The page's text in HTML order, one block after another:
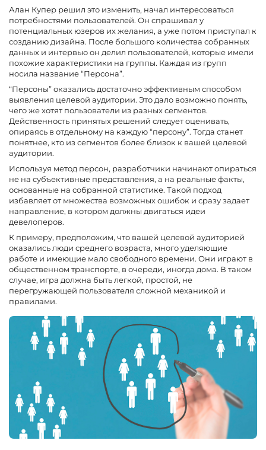
Алан Купер решил это изменить, начал интересоваться
потребностями пользователей. Он спрашивал у
потенциальных юзеров их желания, а уже потом приступал к
созданию дизайна. После большого количества собранных
данных и интервью он делил пользователей, которые имели
похожие характеристики на группы. Каждая из групп
носила название “Персона”.
“Персоны” оказались достаточно эффективным способом
выявления целевой аудитории. Это дало возможно понять,
чего же хотят пользователи из разных сегментов.
Действенность принятых решений следует оценивать,
опираясь в отдельному на каждую “персону”. Тогда станет
понятнее, кто из сегментов более близок к вашей целевой
аудитории.
Используя метод персон, разработчики начинают опираться
не на субъективные представления, а на реальные факты,
основанные на собранной статистике. Такой подход
избавляет от множества возможных ошибок и сразу задает
направление, в котором должны двигаться идеи
девелоперов.
К примеру, предположим, что вашей целевой аудиторией
оказались люди среднего возраста, много уделяющие
работе и имеющие мало свободного времени. Они играют в
общественном транспорте, в очереди, иногда дома. В таком
случае, игра должна быть легкой, простой, не
перегружающей пользователя сложной механикой и
правилами.